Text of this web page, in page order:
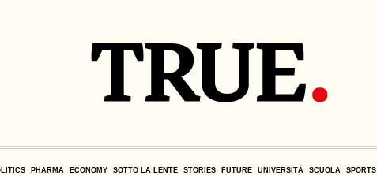
PHARMA ECONOMY SOTTO LA LENTE STORIES FUTURE UNIVERSITÀ SCUOLA SPORTS